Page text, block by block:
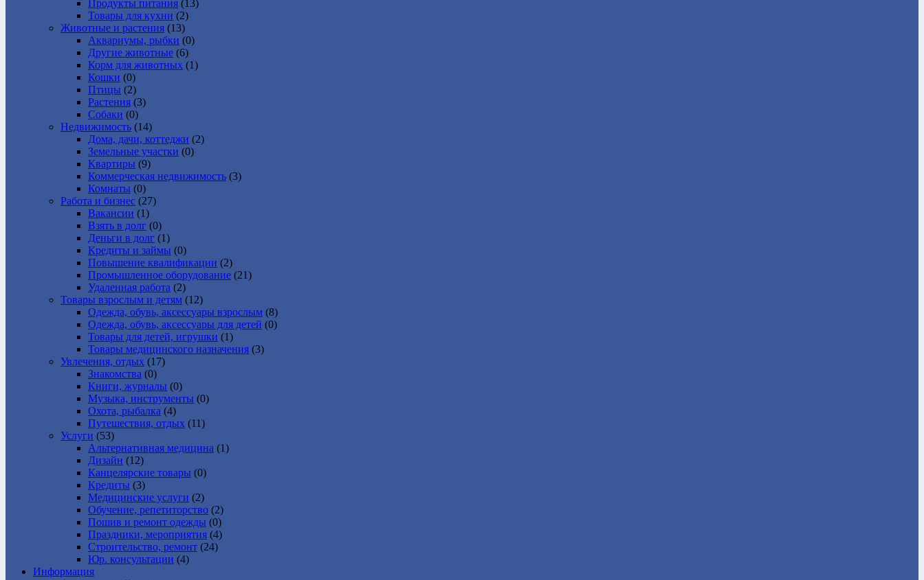
Продукты питания (13)
Товары для кухни (2)
Животные и растения (13)
Аквариумы, рыбки (0)
Другие животные (6)
Корм для животных (1)
Кошки (0)
Птицы (2)
Растения (3)
Собаки (0)
Недвижимость (14)
Дома, дачи, коттеджи (2)
Земельные участки (0)
Квартиры (9)
Коммерческая недвижимость (3)
Комнаты (0)
Работа и бизнес (27)
Вакансии (1)
Взять в долг (0)
Деньги в долг (1)
Кредиты и займы (0)
Повышение квалификации (2)
Промышленное оборудование (21)
Удаленная работа (2)
Товары взрослым и детям (12)
Одежда, обувь, аксессуары взрослым (8)
Одежда, обувь, аксессуары для детей (0)
Товары для детей, игрушки (1)
Товары медицинского назначения (3)
Увлечения, отдых (17)
Знакомства (0)
Книги, журналы (0)
Музыка, инструменты (0)
Охота, рыбалка (4)
Путешествия, отдых (11)
Услуги (53)
Альтернативная медицина (1)
Дизайн (12)
Канцелярские товары (0)
Кредиты (3)
Медицинские услуги (2)
Обучение, репетиторство (2)
Пошив и ремонт одежды (0)
Праздники, мероприятия (4)
Строительство, ремонт (24)
Юр. консультации (4)
Информация